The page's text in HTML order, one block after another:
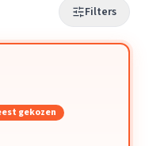
Filters
gekozen